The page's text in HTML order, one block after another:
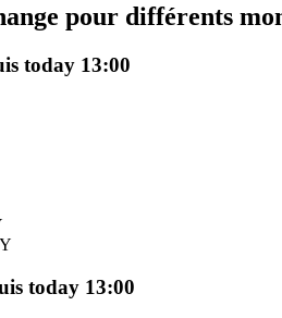
comme garantie
traders
pour différents
today 13:00
today 13:00